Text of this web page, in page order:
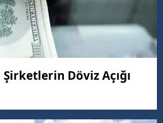
Şirketlerin Döviz Açığı